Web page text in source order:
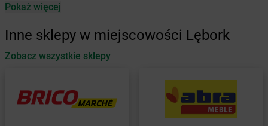
Żabka Antonie
Żabka Automat
Żabka Babica
Żabka Babimost
Żabka Baborów
Pokaż więcej
Inne sklepy w miejscowości Lębork
Zobacz wszystkie sklepy